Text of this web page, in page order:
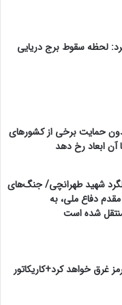
لحظه سقوط برج دریایی
حمایت برخی از کشورهای
ابعاد رخ دهد
شهید طهرانچی/ جنگ‌های
دفاع ملی، به
شده است
غرق خواهد کرد+کاریکاتور